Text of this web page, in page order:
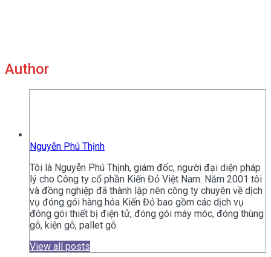
Author
Nguyễn Phú Thịnh
Tôi là Nguyễn Phú Thịnh, giám đốc, người đại diện pháp
lý cho Công ty cổ phần Kiến Đỏ Việt Nam. Năm 2001 tôi
và đồng nghiệp đã thành lập nên công ty chuyên về dịch
vụ đóng gói hàng hóa Kiến Đỏ bao gồm các dịch vụ
đóng gói thiết bị điện tử, đóng gói máy móc, đóng thùng
gỗ, kiện gỗ, pallet gỗ.
View all posts